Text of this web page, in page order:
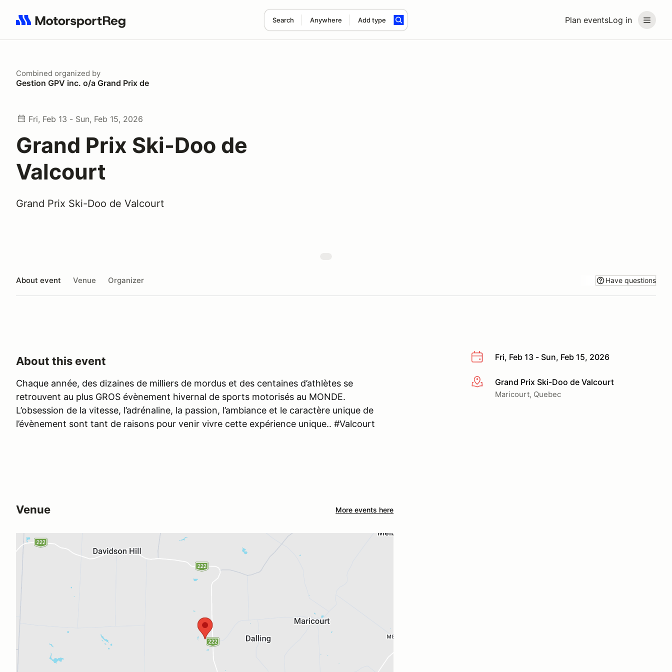
Plan eventsLog in
Search Anywhere Add type
Search results: No search term
Combined organized by
Gestion GPV inc. o/a Grand Prix de
Fri, Feb 13 - Sun, Feb 15, 2026
Grand Prix Ski-Doo de
Valcourt
Grand Prix Ski-Doo de Valcourt
About event Venue Organizer Have questions
Fri, Feb 13 - Sun, Feb 15, 2026
More infoGrand Prix Ski-Doo de Valcourt
Maricourt, Quebec
About this event
Chaque année, des dizaines de milliers de mordus et des centaines d’athlètes se
retrouvent au plus GROS évènement hivernal de sports motorisés au MONDE.
L’obsession de la vitesse, l’adrénaline, la passion, l’ambiance et le caractère unique de
l’évènement sont tant de raisons pour venir vivre cette expérience unique.. #Valcourt
Venue More events here